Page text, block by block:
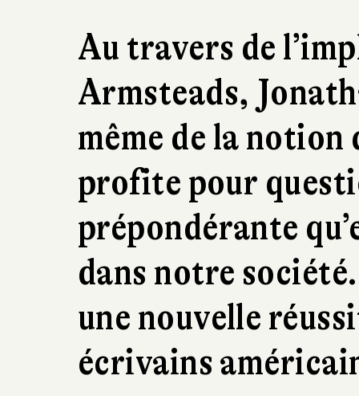
Au travers de
Armsteads,
même de la notion
profite pour
prépondérante
dans notre
une nouvelle
écrivains